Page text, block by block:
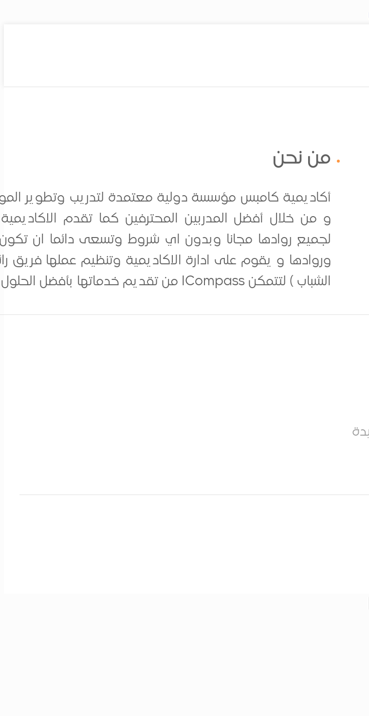
من نحن
أكاديمية كامبس مؤسسة دولية معتمدة لتدريب وتطوير
و من خلال أفضل المدربين المحترفين كما تقدم
لجميع روادها مجانا وبدون اي شروط وتسعى دائما ان
وروادها و يقوم على ادارة الاكاديمية وتنظيم عملها فريق
الشباب ) لتتمكن ICompass من تقديم خدماتها بأفضل الحلول الحديثة المدعمة بالخبرات....